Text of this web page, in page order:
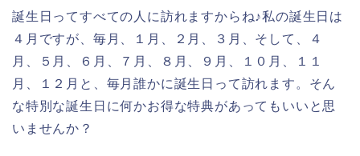
誕生日ってすべての人に訪れますからね♪私の誕生日は
４月ですが、毎月、１月、２月、３月、そして、４
月、５月、６月、７月、８月、９月、１０月、１１
月、１２月と、毎月誰かに誕生日って訪れます。そん
な特別な誕生日に何かお得な特典があってもいいと思
いませんか？